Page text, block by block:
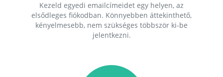
Kezeld egyedi emailcímeidet egy helyen, az
elsődleges fiókodban. Könnyebben áttekinthető,
kényelmesebb, nem szükséges többször ki-be
jelentkezni.